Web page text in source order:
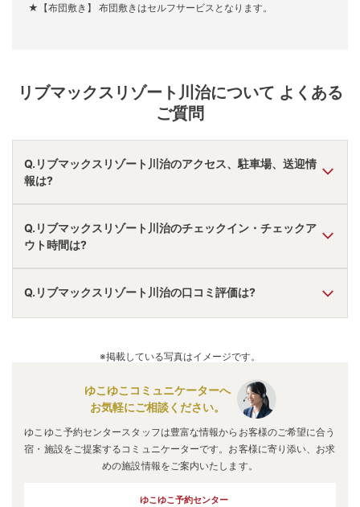
★【布団敷き】 布団敷きはセルフサービスとなります。
リブマックスリゾート川治について よくある
ご質問
Q.リブマックスリゾート川治のアクセス、駐車場、送迎情
報は?
A. 車で今市ＩＣより37分。
駐車場あり。
アクセス情報の詳細は
Q.リブマックスリゾート川治のチェックイン・チェックア
ウト時間は?
A. チェックインは 15:00 ~18:30、チェックアウトは〜
11:00
です。
※プランによって異なる場合があります。
Q.リブマックスリゾート川治の口コミ評価は?
口コミ情報の詳細はこちら。
※掲載している写真はイメージです。
ゆこゆこコミュニケーターへ
お気軽にご相談ください。
ゆこゆこ予約センタースタッフは豊富な情報からお客様のご希望に合う
宿・施設をご提案するコミュニケーターです。お客様に寄り添い、お求
めの施設情報をご案内いたします。
ゆこゆこ予約センター